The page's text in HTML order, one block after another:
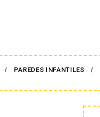
PAREDES INFANTILES